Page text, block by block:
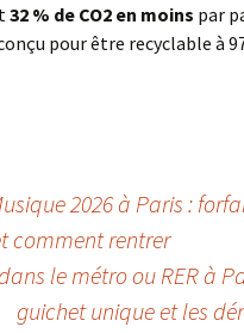
32 % de CO2 en moins par
pour être recyclable à
2026 à Paris :
comment rentrer
le métro ou RER à
guichet unique et les